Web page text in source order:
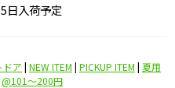
15日入荷予定
ドア | NEW ITEM | PICKUP ITEM | 夏用
@101〜200円